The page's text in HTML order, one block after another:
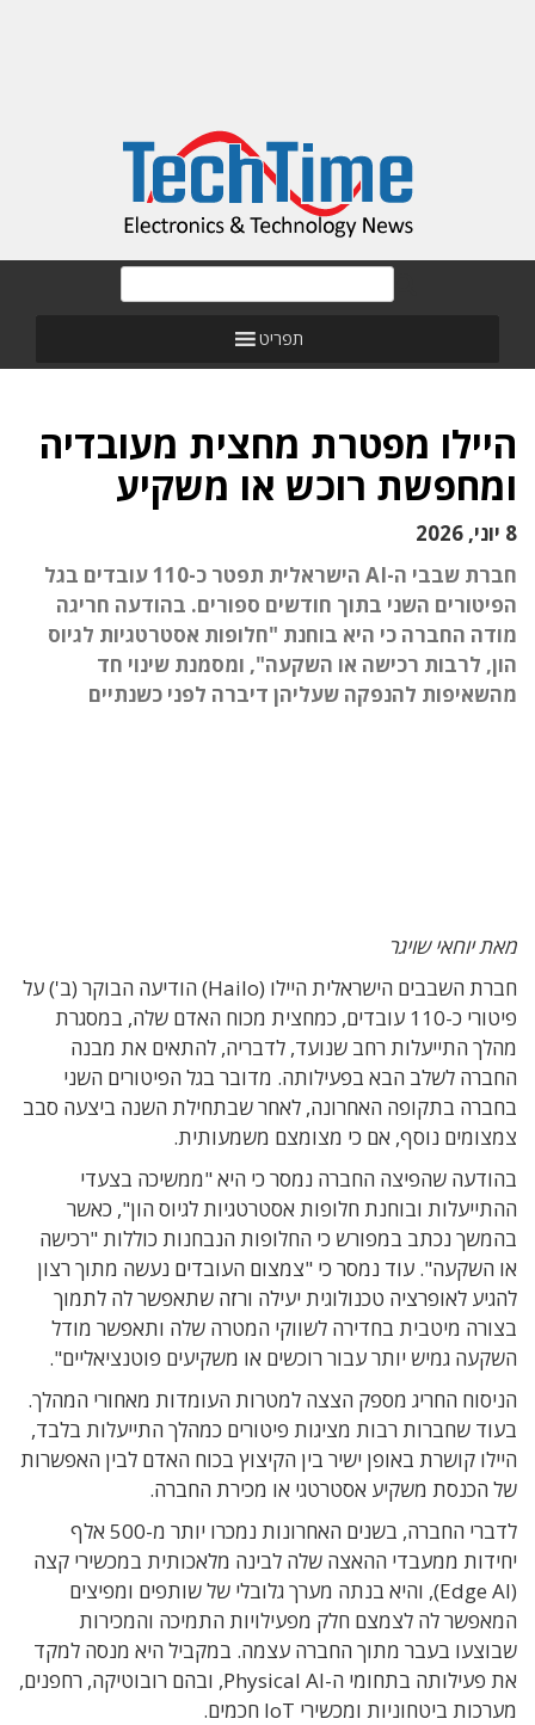
תפריט
היילו מפטרת מחצית מעובדיה
ומחפשת רוכש או משקיע
8 יוני, 2026
חברת שבבי ה-AI הישראלית תפטר כ-110 עובדים בגל
הפיטורים השני בתוך חודשים ספורים. בהודעה חריגה
מודה החברה כי היא בוחנת "חלופות אסטרטגיות לגיוס
הון, לרבות רכישה או השקעה", ומסמנת שינוי חד
מהשאיפות להנפקה שעליהן דיברה לפני כשנתיים
מאת יוחאי שויגר
חברת השבבים הישראלית היילו (Hailo) הודיעה הבוקר (ב') על
פיטורי כ-110 עובדים, כמחצית מכוח האדם שלה, במסגרת
מהלך התייעלות רחב שנועד, לדבריה, להתאים את מבנה
החברה לשלב הבא בפעילותה. מדובר בגל הפיטורים השני
בחברה בתקופה האחרונה, לאחר שבתחילת השנה ביצעה סבב
צמצומים נוסף, אם כי מצומצם משמעותית.
בהודעה שהפיצה החברה נמסר כי היא "ממשיכה בצעדי
ההתייעלות ובוחנת חלופות אסטרטגיות לגיוס הון", כאשר
בהמשך נכתב במפורש כי החלופות הנבחנות כוללות "רכישה
או השקעה". עוד נמסר כי "צמצום העובדים נעשה מתוך רצון
להגיע לאופרציה טכנולוגית יעילה ורזה שתאפשר לה לתמוך
בצורה מיטבית בחדירה לשווקי המטרה שלה ותאפשר מודל
השקעה גמיש יותר עבור רוכשים או משקיעים פוטנציאליים".
הניסוח החריג מספק הצצה למטרות העומדות מאחורי המהלך.
בעוד שחברות רבות מציגות פיטורים כמהלך התייעלות בלבד,
היילו קושרת באופן ישיר בין הקיצוץ בכוח האדם לבין האפשרות
של הכנסת משקיע אסטרטגי או מכירת החברה.
לדברי החברה, בשנים האחרונות נמכרו יותר מ-500 אלף
יחידות ממעבדי ההאצה שלה לבינה מלאכותית במכשירי קצה
(Edge AI), והיא בנתה מערך גלובלי של שותפים ומפיצים
המאפשר לה לצמצם חלק מפעילויות התמיכה והמכירות
שבוצעו בעבר מתוך החברה עצמה. במקביל היא מנסה למקד
את פעילותה בתחומי ה-Physical AI, ובהם רובוטיקה, רחפנים,
מערכות ביטחוניות ומכשירי IoT חכמים.